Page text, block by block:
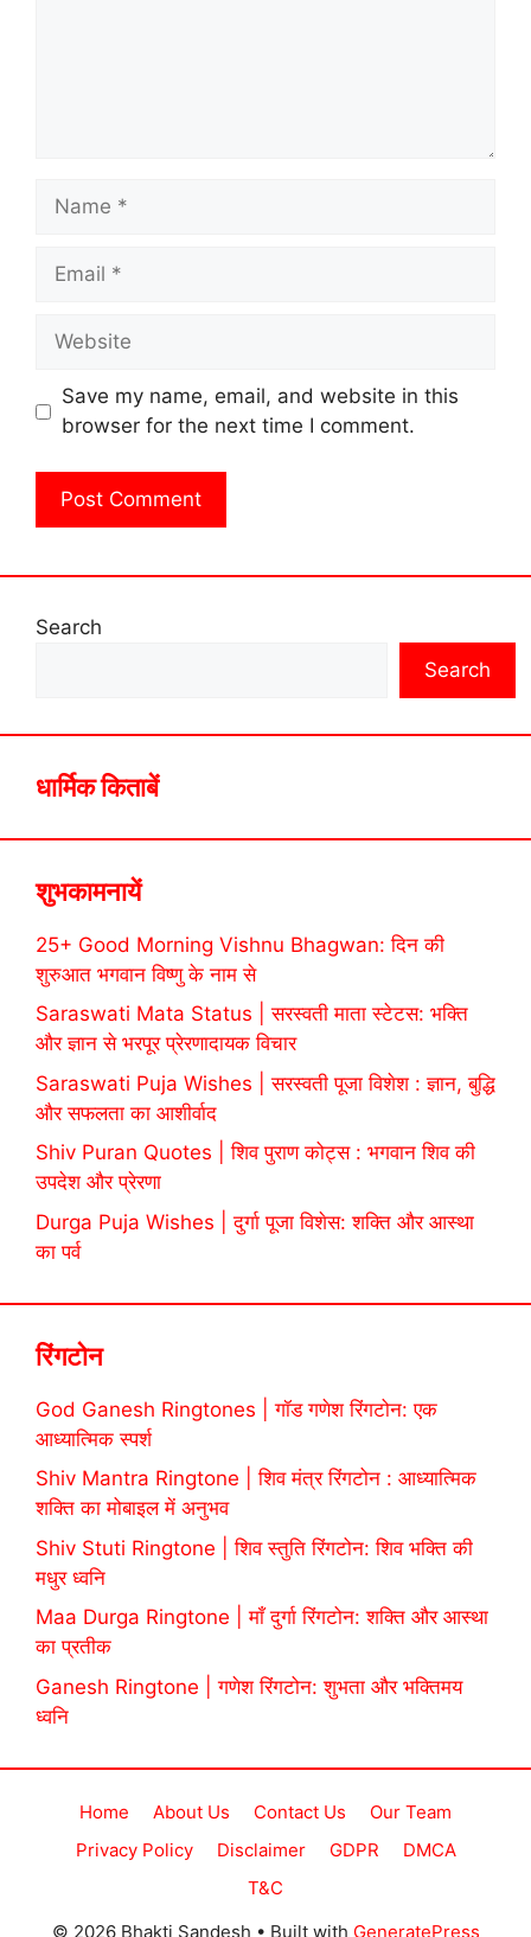
Name
Email
Website
Save my name, email, and website in this
browser for the next time I comment.
Search
Search
धार्मिक किताबें
शुभकामनायें
25+ Good Morning Vishnu Bhagwan: दिन की
शुरुआत भगवान विष्णु के नाम से
Saraswati Mata Status | सरस्वती माता स्टेटस: भक्ति
और ज्ञान से भरपूर प्रेरणादायक विचार
Saraswati Puja Wishes | सरस्वती पूजा विशेश : ज्ञान, बुद्धि
और सफलता का आशीर्वाद
Shiv Puran Quotes | शिव पुराण कोट्स : भगवान शिव की
उपदेश और प्रेरणा
Durga Puja Wishes | दुर्गा पूजा विशेस: शक्ति और आस्था
का पर्व
रिंगटोन
God Ganesh Ringtones | गॉड गणेश रिंगटोन: एक
आध्यात्मिक स्पर्श
Shiv Mantra Ringtone | शिव मंत्र रिंगटोन : आध्यात्मिक
शक्ति का मोबाइल में अनुभव
Shiv Stuti Ringtone | शिव स्तुति रिंगटोन: शिव भक्ति की
मधुर ध्वनि
Maa Durga Ringtone | माँ दुर्गा रिंगटोन: शक्ति और आस्था
का प्रतीक
Ganesh Ringtone | गणेश रिंगटोन: शुभता और भक्तिमय
ध्वनि
Home About Us Contact Us
Our Team
Privacy Policy
Disclaimer GDPR
DMCA
T&C
© 2026 Bhakti Sandesh • Built with GeneratePress